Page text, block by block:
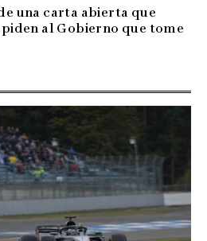
una carta abierta que
al Gobierno que tome